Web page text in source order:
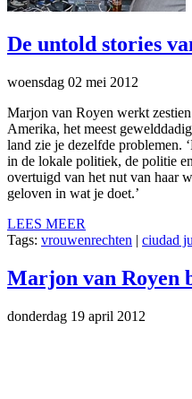
De untold stories
woensdag 02 mei 2012
Marjon van Royen werkt
Amerika, het meest
land zie je dezelfde problemen.
in de lokale politiek, de politie
overtuigd van het nut van haar
geloven in wat je doet.’
LEES MEER
Tags: vrouwenrechten | ciudad
Marjon van Royen
donderdag 19 april 2012